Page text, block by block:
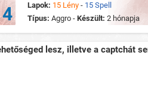
4 Lapok: 15 Lény - 15 Spell
Típus: Aggro - Készült: 2 hónapja
lesz, illetve a captchát